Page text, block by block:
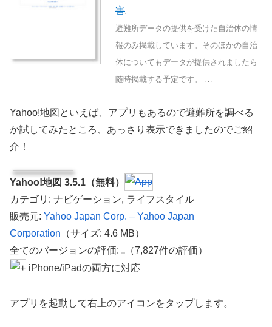
害
避難所データの提供を受けた自治体の情
報のみ掲載しています。そのほかの自治
体についてもデータが提供されましたら
随時掲載する予定です。 …
Yahoo!地図といえば、アプリもあるので避難所を調べる
か試してみたところ、あっさり表示できましたのでご紹
介！
Yahoo!地図 3.5.1（無料）
カテゴリ: ナビゲーション, ライフスタイル
販売元: Yahoo Japan Corp. – Yahoo Japan
Corporation （サイズ: 4.6 MB）
全てのバージョンの評価:
（7,827件の評価）
iPhone/iPadの両方に対応
アプリを起動して右上のアイコンをタップします。